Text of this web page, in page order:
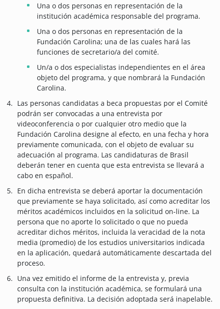
Una o dos personas en representación de la
institución académica responsable del programa.
Una o dos personas en representación de la
Fundación Carolina; una de las cuales hará las
funciones de secretario/a del comité.
Un/a o dos especialistas independientes en el área
objeto del programa, y que nombrará la Fundación
Carolina.
Las personas candidatas a beca propuestas por el Comité
podrán ser convocadas a una entrevista por
videoconferencia o por cualquier otro medio que la
Fundación Carolina designe al efecto, en una fecha y hora
previamente comunicada, con el objeto de evaluar su
adecuación al programa. Las candidaturas de Brasil
deberán tener en cuenta que esta entrevista se llevará a
cabo en español.
En dicha entrevista se deberá aportar la documentación
que previamente se haya solicitado, así como acreditar los
méritos académicos incluidos en la solicitud on-line. La
persona que no aporte lo solicitado o que no pueda
acreditar dichos méritos, incluida la veracidad de la nota
media (promedio) de los estudios universitarios indicada
en la aplicación, quedará automáticamente descartada del
proceso.
Una vez emitido el informe de la entrevista y, previa
consulta con la institución académica, se formulará una
propuesta definitiva. La decisión adoptada será inapelable.